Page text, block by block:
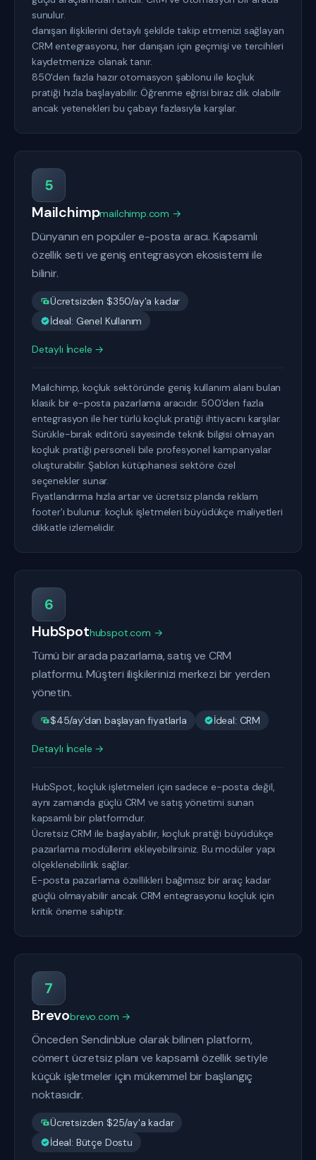
sunulur.
danışan ilişkilerini detaylı şekilde takip etmenizi sağlayan
CRM entegrasyonu, her danışan için geçmişi ve tercihleri
kaydetmenize olanak tanır.
850'den fazla hazır otomasyon şablonu ile koçluk
pratiği hızla başlayabilir. Öğrenme eğrisi biraz dik olabilir
ancak yetenekleri bu çabayı fazlasıyla karşılar.
5
Mailchimpmailchimp.com →
Dünyanın en popüler e-posta aracı. Kapsamlı
özellik seti ve geniş entegrasyon ekosistemi ile
bilinir.
Ücretsizden $350/ay'a kadar
İdeal: Genel Kullanım
Detaylı İncele →
Mailchimp, koçluk sektöründe geniş kullanım alanı bulan
klasik bir e-posta pazarlama aracıdır. 500'den fazla
entegrasyon ile her türlü koçluk pratiği ihtiyacını karşılar.
Sürükle-bırak editörü sayesinde teknik bilgisi olmayan
koçluk pratiği personeli bile profesyonel kampanyalar
oluşturabilir. Şablon kütüphanesi sektöre özel
seçenekler sunar.
Fiyatlandırma hızla artar ve ücretsiz planda reklam
footer'ı bulunur. koçluk işletmeleri büyüdükçe maliyetleri
dikkatle izlemelidir.
6
HubSpothubspot.com →
Tümü bir arada pazarlama, satış ve CRM
platformu. Müşteri ilişkilerinizi merkezi bir yerden
yönetin.
$45/ay'dan başlayan fiyatlarla İdeal: CRM
Detaylı İncele →
HubSpot, koçluk işletmeleri için sadece e-posta değil,
aynı zamanda güçlü CRM ve satış yönetimi sunan
kapsamlı bir platformdur.
Ücretsiz CRM ile başlayabilir, koçluk pratiği büyüdükçe
pazarlama modüllerini ekleyebilirsiniz. Bu modüler yapı
ölçeklenebilirlik sağlar.
E-posta pazarlama özellikleri bağımsız bir araç kadar
güçlü olmayabilir ancak CRM entegrasyonu koçluk için
kritik öneme sahiptir.
7
Brevobrevo.com →
Önceden Sendinblue olarak bilinen platform,
cömert ücretsiz planı ve kapsamlı özellik setiyle
küçük işletmeler için mükemmel bir başlangıç
noktasıdır.
Ücretsizden $25/ay'a kadar
İdeal: Bütçe Dostu